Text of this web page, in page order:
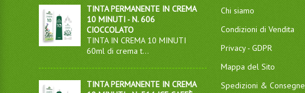
TINTA PERMANENTE IN CREMA
10 MINUTI - N. 606
CIOCCOLATO
TINTA IN CREMA 10 MINUTI
60ml di crema t...
TINTA PERMANENTE IN CREMA
Chi siamo
Condizioni di Vendita
Privacy - GDPR
Mappa del Sito
Spedizioni & Consegne